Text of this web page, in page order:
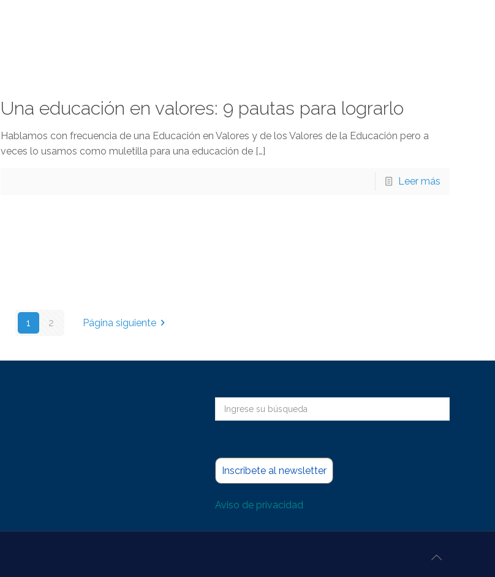
Una educación en valores: 9 pautas para lograrlo
Hablamos con frecuencia de una Educación en Valores y de los Valores de la Educación pero a
veces lo usamos como muletilla para una educación de[…]
Leer más
1 2 Página siguiente
Inscribete al newsletter
Aviso de privacidad